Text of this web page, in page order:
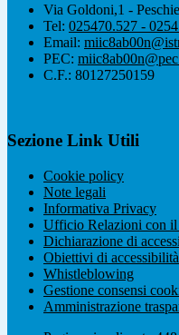
Via Goldoni,1 -
Tel: 025470.527 -
Email:
PEC:
C.F.: 80127250159
Sezione Link Utili
Cookie policy
Note legali
Informativa Privacy
Ufficio Relazioni con
Dichiarazione di
Obiettivi di accessibilità
Whistleblowing
Gestione consensi
Amministrazione